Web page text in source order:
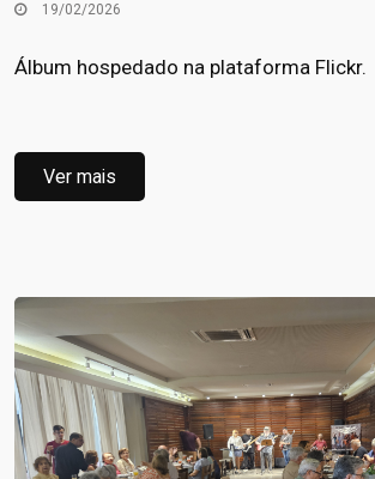
19/02/2026
Álbum hospedado na plataforma Flickr.
Ver mais